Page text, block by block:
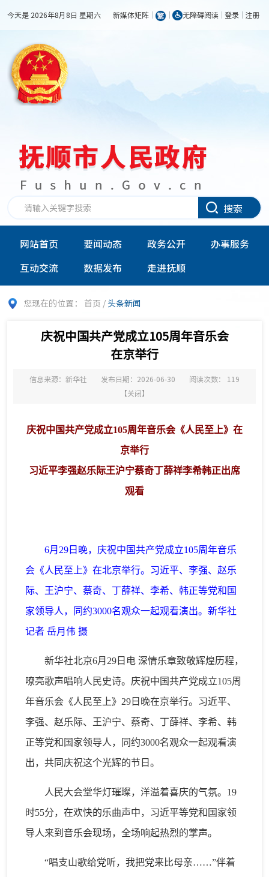
今天是 2026年8月8日 星期六 新媒体矩阵 无障碍阅读 登录 注册
搜索
网站首页 要闻动态 政务公开
办事服务
互动交流
数据发布 走进抚顺
您现在的位置： 首页 /头条新闻
庆祝中国共产党成立105周年音乐会
在京举行
信息来源：新华社 发布日期：2026-06-30 阅读次数： 119
【关闭】
庆祝中国共产党成立105周年音乐会《人民至上》在
京举行
习近平李强赵乐际王沪宁蔡奇丁薛祥李希韩正出席
观看
6月29日晚，庆祝中国共产党成立105周年音乐
会《人民至上》在北京举行。习近平、李强、赵乐
际、王沪宁、蔡奇、丁薛祥、李希、韩正等党和国
家领导人，同约3000名观众一起观看演出。新华社
记者 岳月伟 摄
新华社北京6月29日电 深情乐章致敬辉煌历程，
嘹亮歌声唱响人民史诗。庆祝中国共产党成立105周
年音乐会《人民至上》29日晚在京举行。习近平、
李强、赵乐际、王沪宁、蔡奇、丁薛祥、李希、韩
正等党和国家领导人，同约3000名观众一起观看演
出，共同庆祝这个光辉的节日。
人民大会堂华灯璀璨，洋溢着喜庆的气氛。19
时55分，在欢快的乐曲声中，习近平等党和国家领
导人来到音乐会现场，全场响起热烈的掌声。
“唱支山歌给党听，我把党来比母亲……”伴着